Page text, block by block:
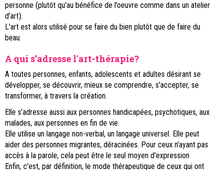
personne (plutôt qu'au bénéfice de l’oeuvre comme dans un atelier
d’art).
L'art est alors utilisé pour se faire du bien plutôt que de faire du
beau.
A qui s’adresse l'art-thérapie?
A toutes personnes, enfants, adolescents et adultes désirant se
développer, se découvrir, mieux se comprendre, s'accepter, se
transformer, à travers la création.
Elle s’adresse aussi aux personnes handicapées, psychotiques, aux
malades, aux personnes en fin de vie.
Elle utilise un langage non-verbal, un langage universel. Elle peut
aider des personnes migrantes, déracinées. Pour ceux n'ayant pas
accès à la parole, cela peut être le seul moyen d'expression
Enfin, c'est, par définition, le mode thérapeutique de ceux qui ont